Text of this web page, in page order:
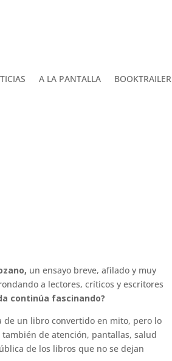
A LA PANTALLA BOOKTRAILER
un ensayo breve, afilado y muy
a lectores, críticos y escritores
continúa fascinando?
un libro convertido en mito, pero lo
de atención, pantallas, salud
de los libros que no se dejan